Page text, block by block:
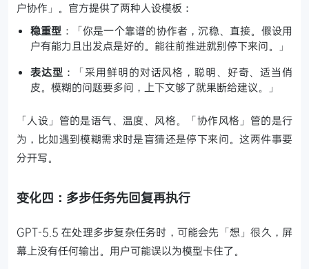
户协作」。官方提供了两种人设模板：
稳重型 ：「你是一个靠谱的协作者，沉稳、直接。假设用
户有能力且出发点是好的。能往前推进就别停下来问。」
表达型 ：「采用鲜明的对话风格，聪明、好奇、适当俏
皮。模糊的问题要多问，上下文够了就果断给建议。」
「人设」管的是语气、温度、风格。「协作风格」管的是行
为，比如遇到模糊需求时是盲猜还是停下来问。这两件事要
分开写。
变化四：多步任务先回复再执行
GPT-5.5 在处理多步复杂任务时，可能会先「想」很久，屏
幕上没有任何输出。用户可能误以为模型卡住了。